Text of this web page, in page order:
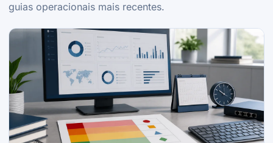
guias operacionais mais recentes.